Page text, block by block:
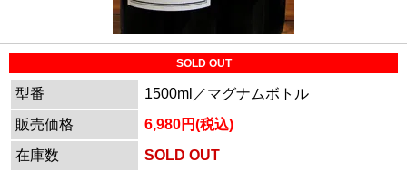
SOLD OUT
型番
1500ml／マグナムボトル
販売価格
6,980円(税込)
在庫数
SOLD OUT